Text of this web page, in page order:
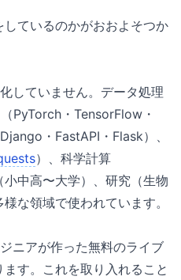
ているのかがおおよそつか
していません。データ処理
PyTorch・TensorFlow・
・FastAPI・Flask）、
）、科学計算
小中高〜大学）、研究（生物
な領域で使われています。
ニアが作った無料のライブ
す。これを取り入れること